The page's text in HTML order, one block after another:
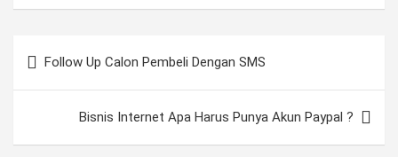
navigation
Follow Up Calon Pembeli Dengan SMS
Bisnis Internet Apa Harus Punya Akun Paypal ?